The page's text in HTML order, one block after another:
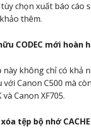
chọn xuất báo cáo
thêm.
CODEC mới hoàn
này không chỉ có khả
Canon C500 mà
Canon XF705.
tệp bộ nhớ